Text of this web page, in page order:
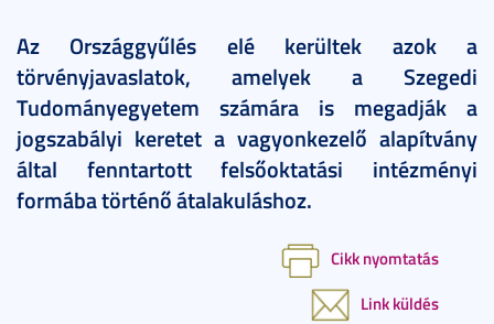
Az Országgyűlés elé kerültek azok a
törvényjavaslatok, amelyek a Szegedi
Tudományegyetem számára is megadják a
jogszabályi keretet a vagyonkezelő alapítvány
által fenntartott felsőoktatási intézményi
formába történő átalakuláshoz.
Cikk nyomtatás
Link küldés